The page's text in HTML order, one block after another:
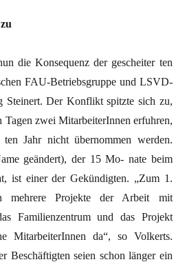
die Konsequenz der gescheiter ten
FAU-Betriebsgruppe und LSVD-
Steinert. Der Konflikt spitzte sich zu,
Tagen zwei MitarbeiterInnen erfuhren,
Jahr nicht übernommen werden.
geändert), der 15 Mo- nate beim
ist einer der Gekündigten. „Zum 1.
mehrere Projekte der Arbeit mit
Familienzentrum und das Projekt
MitarbeiterInnen da“, so Volkerts.
Beschäftigten seien schon länger ein